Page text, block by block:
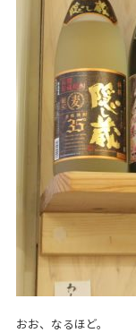
おお、なるほど。